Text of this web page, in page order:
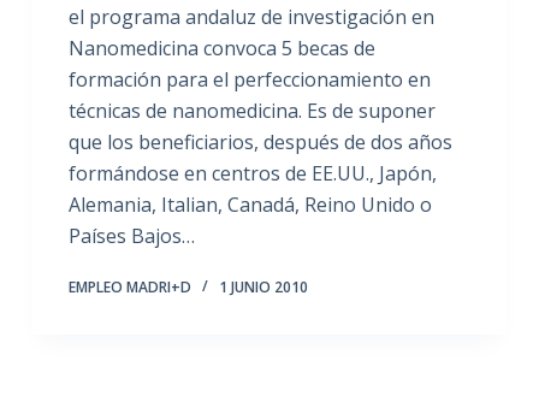
el programa andaluz de investigación en
Nanomedicina convoca 5 becas de
formación para el perfeccionamiento en
técnicas de nanomedicina. Es de suponer
que los beneficiarios, después de dos años
formándose en centros de EE.UU., Japón,
Alemania, Italian, Canadá, Reino Unido o
Países Bajos…
EMPLEO MADRI+D 1 JUNIO 2010